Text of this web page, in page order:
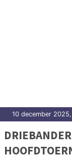
10 december